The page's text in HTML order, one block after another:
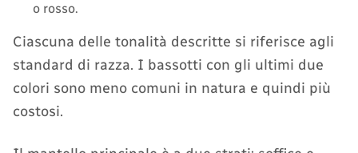
o rosso.
Ciascuna delle tonalità descritte si riferisce agli
standard di razza. I bassotti con gli ultimi due
colori sono meno comuni in natura e quindi più
costosi.